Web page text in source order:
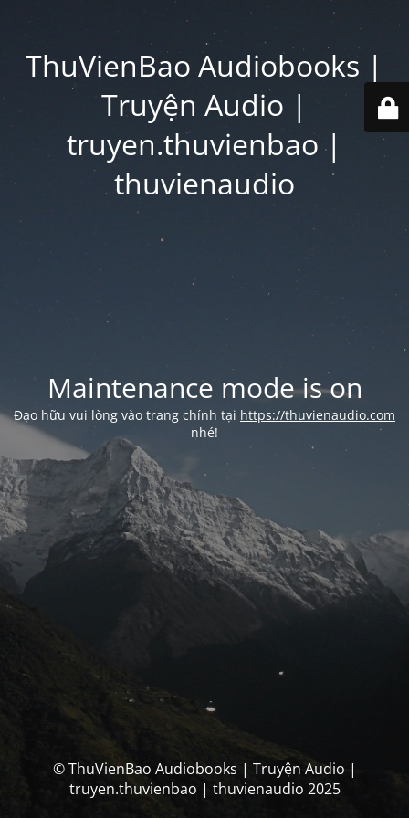
ThuVienBao Audiobooks |
Truyện Audio |
truyen.thuvienbao |
thuvienaudio
Maintenance mode is on
Đạo hữu vui lòng vào trang chính tại https://thuvienaudio.com
nhé!
© ThuVienBao Audiobooks | Truyện Audio |
truyen.thuvienbao | thuvienaudio 2025